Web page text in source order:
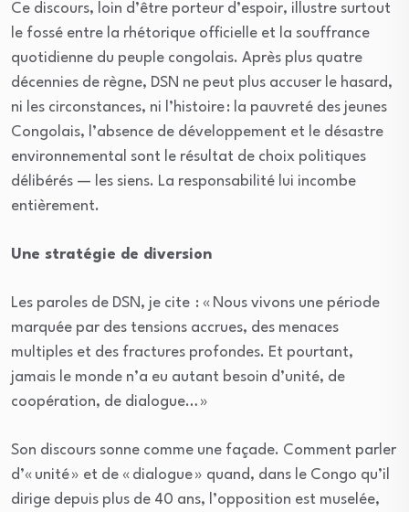
Ce discours, loin d’être porteur d’espoir, illustre surtout
le fossé entre la rhétorique officielle et la souffrance
quotidienne du peuple congolais. Après plus quatre
décennies de règne, DSN ne peut plus accuser le hasard,
ni les circonstances, ni l’histoire : la pauvreté des jeunes
Congolais, l’absence de développement et le désastre
environnemental sont le résultat de choix politiques
délibérés — les siens. La responsabilité lui incombe
entièrement.
Une stratégie de diversion
Les paroles de DSN, je cite : « Nous vivons une période
marquée par des tensions accrues, des menaces
multiples et des fractures profondes. Et pourtant,
jamais le monde n’a eu autant besoin d’unité, de
coopération, de dialogue… »
Son discours sonne comme une façade. Comment parler
d’« unité » et de « dialogue » quand, dans le Congo qu’il
dirige depuis plus de 40 ans, l’opposition est muselée,